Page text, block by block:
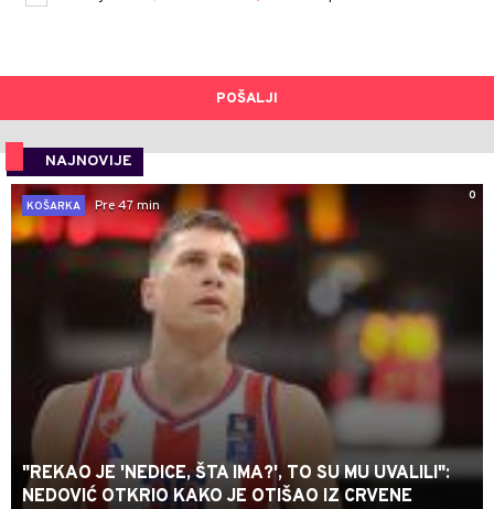
POŠALJI
NAJNOVIJE
0
KOŠARKA
Pre 47 min
"REKAO JE 'NEDICE, ŠTA IMA?', TO SU MU UVALILI":
NEDOVIĆ OTKRIO KAKO JE OTIŠAO IZ CRVENE